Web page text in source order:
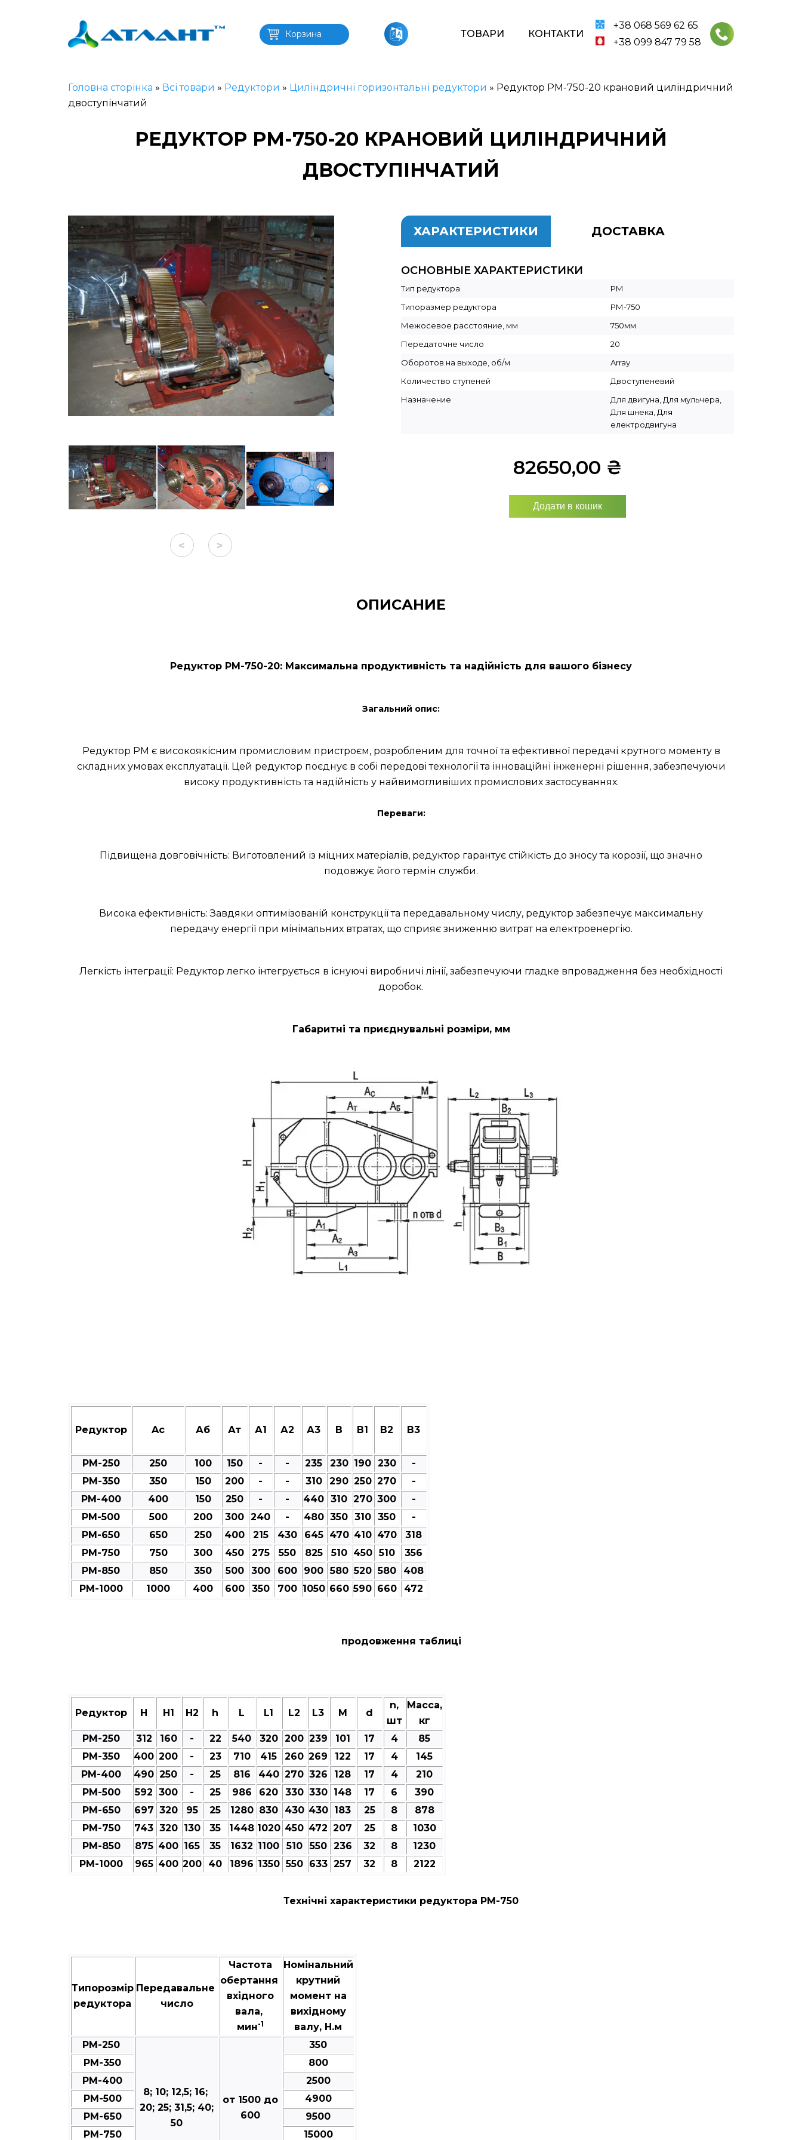
Корзина ТОВАРИ КОНТАКТИ
+38 068 569 62 65
+38 099 847 79 58
Головна сторінка » Всі товари » Редуктори » Циліндричні горизонтальні редуктори » Редуктор РМ-750-20 крановий циліндричний
двоступінчатий
РЕДУКТОР РМ-750-20 КРАНОВИЙ ЦИЛІНДРИЧНИЙ
ДВОСТУПІНЧАТИЙ
< >
ХАРАКТЕРИСТИКИ ДОСТАВКА
ОСНОВНЫЕ ХАРАКТЕРИСТИКИ
Тип редуктора
РМ
Типоразмер редуктора
РМ-750
Межосевое расстояние, мм
750мм
Передаточне число
20
Оборотов на выходе, об/м
Array
Количество ступеней
Двоступеневий
Назначение
Для двигуна, Для мульчера,
Для шнека, Для
електродвигуна
82650,00 ₴
Додати в кошик
ОПИСАНИЕ
Редуктор РМ-750-20: Максимальна продуктивність та надійність для вашого бізнесу
Загальний опис:
Редуктор РМ є високоякісним промисловим пристроєм, розробленим для точної та ефективної передачі крутного моменту в
складних умовах експлуатації. Цей редуктор поєднує в собі передові технології та інноваційні інженерні рішення, забезпечуючи
високу продуктивність та надійність у найвимогливіших промислових застосуваннях.
Переваги:
Підвищена довговічність: Виготовлений із міцних матеріалів, редуктор гарантує стійкість до зносу та корозії, що значно
подовжує його термін служби.
Висока ефективність: Завдяки оптимізованій конструкції та передавальному числу, редуктор забезпечує максимальну
передачу енергії при мінімальних втратах, що сприяє зниженню витрат на електроенергію.
Легкість інтеграції: Редуктор легко інтегрується в існуючі виробничі лінії, забезпечуючи гладке впровадження без необхідності
доробок.
Габаритні та приєднувальні розміри, мм
Редуктор Aс Аб Ат А1 А2 А3 В В1 В2 В3
РМ-250 250 100 150 - - 235 230 190 230
-
РМ-350
350 150 200 - - 310 290 250 270
-
РМ-400
400 150 250 - - 440 310 270 300
-
РМ-500
500 200 300 240 - 480 350 310 350
-
РМ-650
650 250 400 215 430 645 470 410 470
318
РМ-750
750 300 450 275 550 825 510 450 510
356
РМ-850
850 350 500 300 600 900 580 520 580
408
РМ-1000
1000 400 600 350 700 1050 660 590 660 472
продовження таблиці
Редуктор Н Н1 Н2 h L L1 L2 L3 M d
n,
шт
Масса,
кг
РМ-250
312 160 - 22 540 320 200 239 101 17 4
85
РМ-350
400 200 - 23 710 415 260 269 122 17 4
145
РМ-400
490 250 - 25 816 440 270 326 128 17 4
210
РМ-500
592 300 - 25 986 620 330 330 148 17 6
390
РМ-650
697 320 95 25 1280 830 430 430 183 25 8
878
РМ-750
743 320 130 35 1448 1020 450 472 207 25 8
1030
РМ-850
875 400 165 35 1632 1100 510 550 236 32 8
1230
РМ-1000
965 400 200 40 1896 1350 550 633 257 32 8 2122
Технічні характеристики редуктора РМ-750
Типорозмір
редуктора
Передавальне
число
Частота
обертання
вхідного
вала,
мин-1
Номінальний
крутний
момент на
вихідному
валу, Н.м
РМ-250
8; 10; 12,5; 16;
20; 25; 31,5; 40;
50
от 1500 до
600
350
РМ-350
800
РМ-400
2500
РМ-500
4900
РМ-650
9500
РМ-750
15000